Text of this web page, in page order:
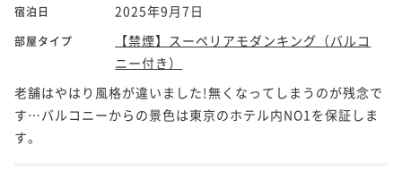
宿泊日 2025年9月7日
部屋タイプ
【禁煙】スーペリアモダンキング（バルコ
ニー付き）
老舗はやはり風格が違いました!無くなってしまうのが残念で
す…バルコニーからの景色は東京のホテル内NO1を保証しま
す。